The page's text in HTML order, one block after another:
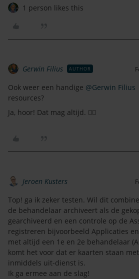
1 person likes this
Gerwin Filius AUTHOR
Ook weer een handige ​ @Gerwin Filius
resources?
Ja, hoor! Dat mag altijd. 👍🏻
Jeroen Kusters
Top! ga ik zeker testen. Wil dit
de behandelaar archiveert als de
gearchiveerd en een controle op de
registreren bijvoorbeeld Applicaties
met altijd een 1e en 2e behandelaar
komt het voor dat er kaarten staan met
inmiddels uit-dienst is.
Ik ga ermee aan de slag!